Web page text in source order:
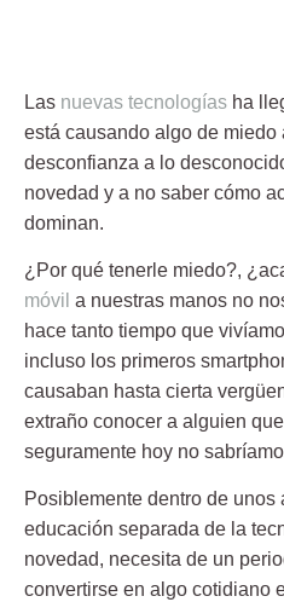
Las nuevas tecnologías ha
está causando algo de miedo
desconfianza a lo
novedad y a no saber cómo
dominan.
¿Por qué tenerle miedo?,
móvil a nuestras manos no
hace tanto tiempo que
incluso los primeros
causaban hasta cierta
extraño conocer a alguien
seguramente hoy no
Posiblemente dentro de
educación separada de la
novedad, necesita de un
convertirse en algo cotidiano